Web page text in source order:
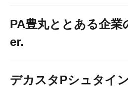
PA豊丸ととある企業
er.
デカスタPシュタイ